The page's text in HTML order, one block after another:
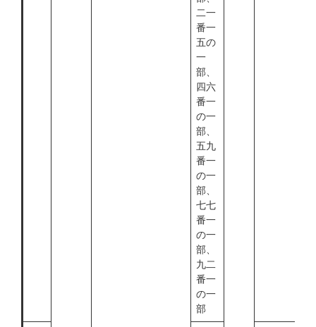
二一
番一
五の
一
部、
四六
番一
の一
部、
五九
番一
の一
部、
七七
番一
の一
部、
九二
番一
の一
部